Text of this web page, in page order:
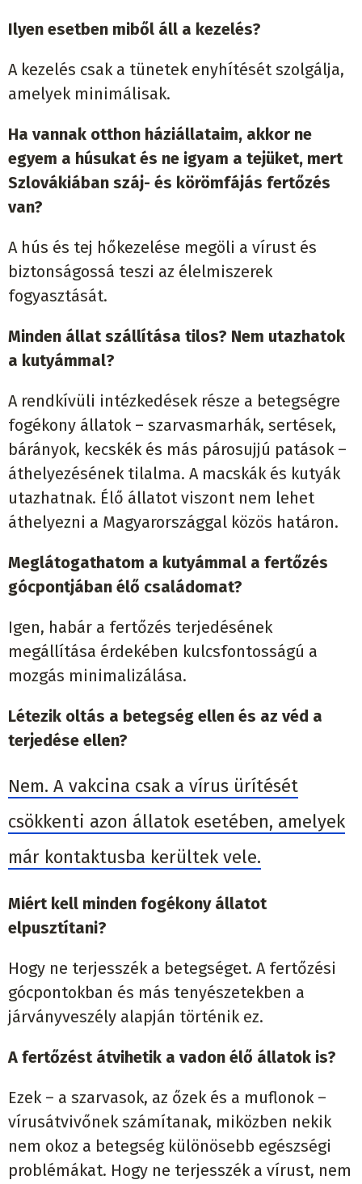
Ilyen esetben miből áll a kezelés?
A kezelés csak a tünetek enyhítését szolgálja,
amelyek minimálisak.
Ha vannak otthon háziállataim, akkor ne
egyem a húsukat és ne igyam a tejüket, mert
Szlovákiában száj- és körömfájás fertőzés
van?
A hús és tej hőkezelése megöli a vírust és
biztonságossá teszi az élelmiszerek
fogyasztását.
Minden állat szállítása tilos? Nem utazhatok
a kutyámmal?
A rendkívüli intézkedések része a betegségre
fogékony állatok – szarvasmarhák, sertések,
bárányok, kecskék és más párosujjú patások –
áthelyezésének tilalma. A macskák és kutyák
utazhatnak. Élő állatot viszont nem lehet
áthelyezni a Magyarországgal közös határon.
Meglátogathatom a kutyámmal a fertőzés
gócpontjában élő családomat?
Igen, habár a fertőzés terjedésének
megállítása érdekében kulcsfontosságú a
mozgás minimalizálása.
Létezik oltás a betegség ellen és az véd a
terjedése ellen?
Nem. A vakcina csak a vírus ürítését
csökkenti azon állatok esetében, amelyek
már kontaktusba kerültek vele.
Miért kell minden fogékony állatot
elpusztítani?
Hogy ne terjesszék a betegséget. A fertőzési
gócpontokban és más tenyészetekben a
járványveszély alapján történik ez.
A fertőzést átvihetik a vadon élő állatok is?
Ezek – a szarvasok, az őzek és a muflonok –
vírusátvivőnek számítanak, miközben nekik
nem okoz a betegség különösebb egészségi
problémákat. Hogy ne terjesszék a vírust, nem